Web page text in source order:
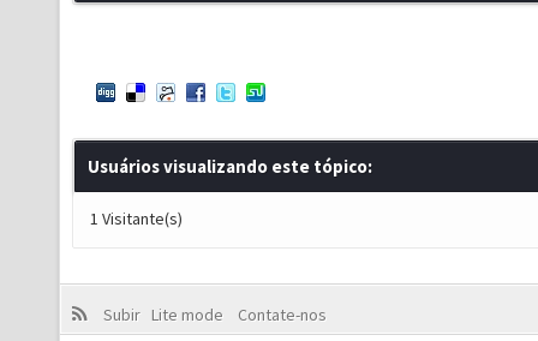
Usuários visualizando este tópico:
1 Visitante(s)
Subir Lite mode
Contate-nos